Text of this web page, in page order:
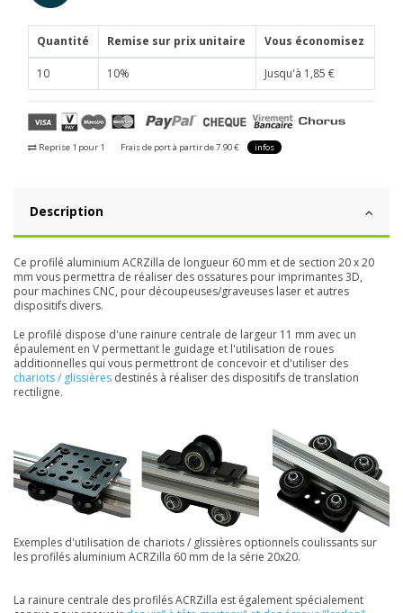
Quantité Remise sur prix unitaire Vous économisez
10 10% Jusqu'à 1,85 €
Reprise 1 pour 1 Frais de port à partir de 7.90 € infos
Description
Ce profilé aluminium ACRZilla de longueur 60 mm et de section 20 x 20
mm vous permettra de réaliser des ossatures pour imprimantes 3D,
pour machines CNC, pour découpeuses/graveuses laser et autres
dispositifs divers.
Le profilé dispose d'une rainure centrale de largeur 11 mm avec un
épaulement en V permettant le guidage et l'utilisation de roues
additionnelles qui vous permettront de concevoir et d'utiliser des
chariots / glissières destinés à réaliser des dispositifs de translation
rectiligne.
Exemples d'utilisation de chariots / glissières optionnels coulissants sur
les profilés aluminium ACRZilla 60 mm de la série 20x20.
La rainure centrale des profilés ACRZilla est également spécialement